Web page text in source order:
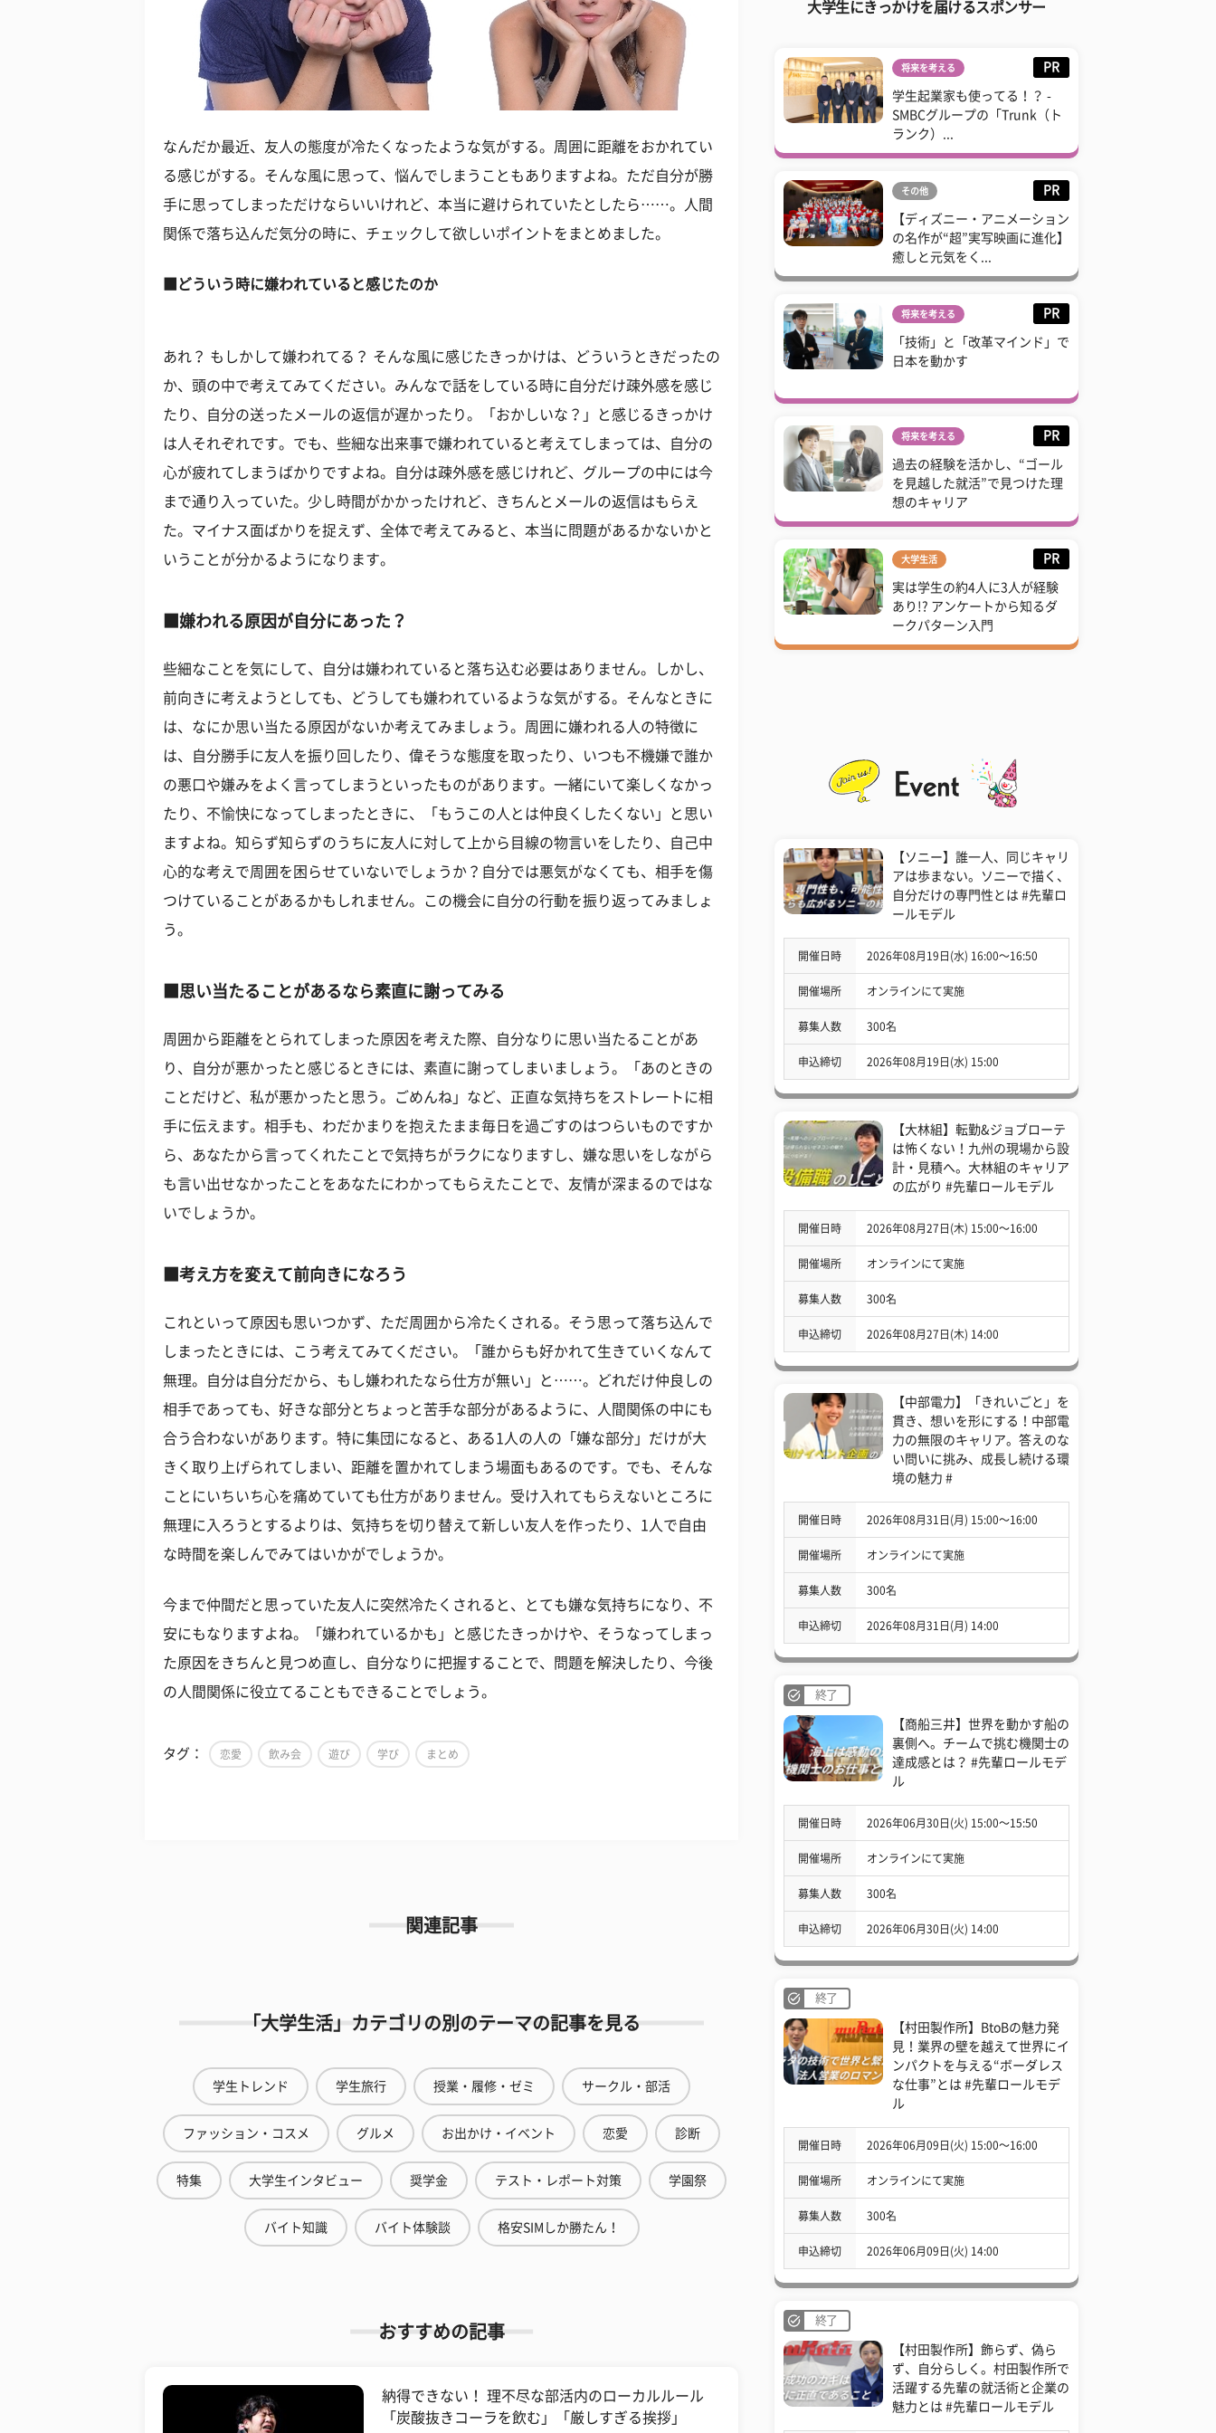
なんだか最近、友人の態度が冷たくなったような気がする。周囲に距離をおかれてい
る感じがする。そんな風に思って、悩んでしまうこともありますよね。ただ自分が勝
手に思ってしまっただけならいいけれど、本当に避けられていたとしたら……。人間
関係で落ち込んだ気分の時に、チェックして欲しいポイントをまとめました。
■どういう時に嫌われていると感じたのか
あれ？ もしかして嫌われてる？ そんな風に感じたきっかけは、どういうときだったの
か、頭の中で考えてみてください。みんなで話をしている時に自分だけ疎外感を感じ
たり、自分の送ったメールの返信が遅かったり。「おかしいな？」と感じるきっかけ
は人それぞれです。でも、些細な出来事で嫌われていると考えてしまっては、自分の
心が疲れてしまうばかりですよね。自分は疎外感を感じけれど、グループの中には今
まで通り入っていた。少し時間がかかったけれど、きちんとメールの返信はもらえ
た。マイナス面ばかりを捉えず、全体で考えてみると、本当に問題があるかないかと
いうことが分かるようになります。
■嫌われる原因が自分にあった？
些細なことを気にして、自分は嫌われていると落ち込む必要はありません。しかし、
前向きに考えようとしても、どうしても嫌われているような気がする。そんなときに
は、なにか思い当たる原因がないか考えてみましょう。周囲に嫌われる人の特徴に
は、自分勝手に友人を振り回したり、偉そうな態度を取ったり、いつも不機嫌で誰か
の悪口や嫌みをよく言ってしまうといったものがあります。一緒にいて楽しくなかっ
たり、不愉快になってしまったときに、「もうこの人とは仲良くしたくない」と思い
ますよね。知らず知らずのうちに友人に対して上から目線の物言いをしたり、自己中
心的な考えで周囲を困らせていないでしょうか？自分では悪気がなくても、相手を傷
つけていることがあるかもしれません。この機会に自分の行動を振り返ってみましょ
う。
■思い当たることがあるなら素直に謝ってみる
周囲から距離をとられてしまった原因を考えた際、自分なりに思い当たることがあ
り、自分が悪かったと感じるときには、素直に謝ってしまいましょう。「あのときの
ことだけど、私が悪かったと思う。ごめんね」など、正直な気持ちをストレートに相
手に伝えます。相手も、わだかまりを抱えたまま毎日を過ごすのはつらいものですか
ら、あなたから言ってくれたことで気持ちがラクになりますし、嫌な思いをしながら
も言い出せなかったことをあなたにわかってもらえたことで、友情が深まるのではな
いでしょうか。
■考え方を変えて前向きになろう
これといって原因も思いつかず、ただ周囲から冷たくされる。そう思って落ち込んで
しまったときには、こう考えてみてください。「誰からも好かれて生きていくなんて
無理。自分は自分だから、もし嫌われたなら仕方が無い」と……。どれだけ仲良しの
相手であっても、好きな部分とちょっと苦手な部分があるように、人間関係の中にも
合う合わないがあります。特に集団になると、ある1人の人の「嫌な部分」だけが大
きく取り上げられてしまい、距離を置かれてしまう場面もあるのです。でも、そんな
ことにいちいち心を痛めていても仕方がありません。受け入れてもらえないところに
無理に入ろうとするよりは、気持ちを切り替えて新しい友人を作ったり、1人で自由
な時間を楽しんでみてはいかがでしょうか。
今まで仲間だと思っていた友人に突然冷たくされると、とても嫌な気持ちになり、不
安にもなりますよね。「嫌われているかも」と感じたきっかけや、そうなってしまっ
た原因をきちんと見つめ直し、自分なりに把握することで、問題を解決したり、今後
の人間関係に役立てることもできることでしょう。
タグ： 恋愛 飲み会 遊び 学び まとめ
関連記事
「大学生活」カテゴリの別のテーマの記事を見る
学生トレンド 学生旅行 授業・履修・ゼミ サークル・部活
ファッション・コスメ グルメ お出かけ・イベント 恋愛 診断
特集 大学生インタビュー 奨学金 テスト・レポート対策 学園祭
バイト知識 バイト体験談 格安SIMしか勝たん！
おすすめの記事
納得できない！ 理不尽な部活内のローカルルール
「炭酸抜きコーラを飲む」「厳しすぎる挨拶」
大学生にきっかけを届けるスポンサー
将来を考える PR
学生起業家も使ってる！？ -
SMBCグループの「Trunk（ト
ランク）...
その他 PR
【ディズニー・アニメーション
の名作が“超”実写映画に進化】
癒しと元気をく...
将来を考える PR
「技術」と「改革マインド」で
日本を動かす
将来を考える PR
過去の経験を活かし、“ゴール
を見越した就活”で見つけた理
想のキャリア
大学生活 PR
実は学生の約4人に3人が経験
あり!? アンケートから知るダ
ークパターン入門
【ソニー】誰一人、同じキャリ
アは歩まない。ソニーで描く、
自分だけの専門性とは #先輩ロ
ールモデル
開催日時 2026年08月19日(水) 16:00〜16:50
開催場所 オンラインにて実施
募集人数 300名
申込締切 2026年08月19日(水) 15:00
【大林組】転勤&ジョブローテ
は怖くない！九州の現場から設
計・見積へ。大林組のキャリア
の広がり #先輩ロールモデル
開催日時 2026年08月27日(木) 15:00〜16:00
開催場所 オンラインにて実施
募集人数 300名
申込締切 2026年08月27日(木) 14:00
【中部電力】「きれいごと」を
貫き、想いを形にする！中部電
力の無限のキャリア。答えのな
い問いに挑み、成長し続ける環
境の魅力 #
開催日時 2026年08月31日(月) 15:00〜16:00
開催場所 オンラインにて実施
募集人数 300名
申込締切 2026年08月31日(月) 14:00
終了
【商船三井】世界を動かす船の
裏側へ。チームで挑む機関士の
達成感とは？ #先輩ロールモデ
ル
開催日時 2026年06月30日(火) 15:00〜15:50
開催場所 オンラインにて実施
募集人数 300名
申込締切 2026年06月30日(火) 14:00
終了
【村田製作所】BtoBの魅力発
見！業界の壁を越えて世界にイ
ンパクトを与える“ボーダレス
な仕事”とは #先輩ロールモデ
ル
開催日時 2026年06月09日(火) 15:00〜16:00
開催場所 オンラインにて実施
募集人数 300名
申込締切 2026年06月09日(火) 14:00
終了
【村田製作所】飾らず、偽ら
ず、自分らしく。村田製作所で
活躍する先輩の就活術と企業の
魅力とは #先輩ロールモデル